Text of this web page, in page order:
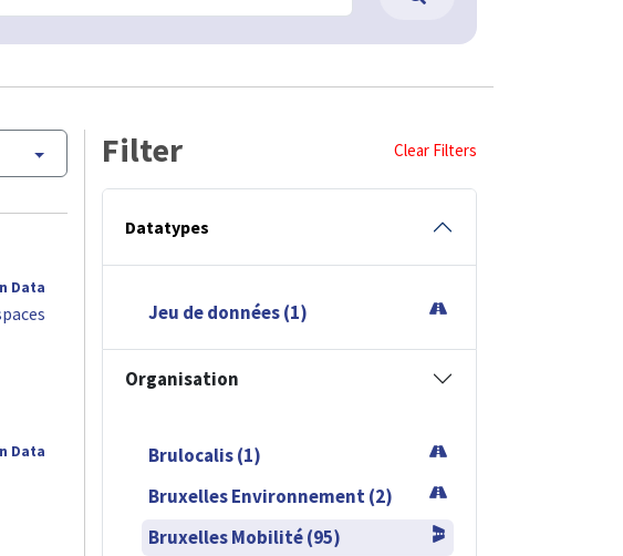
Data
Data
Filter Clear Filters
Datatypes
Jeu de données (1)
Organisation
Brulocalis (1)
Bruxelles Environnement (2)
Bruxelles Mobilité (95)